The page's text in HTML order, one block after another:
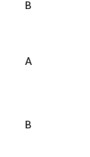
B
A
B